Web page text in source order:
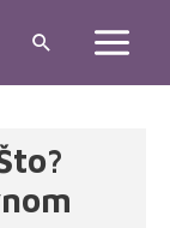
Search
Main